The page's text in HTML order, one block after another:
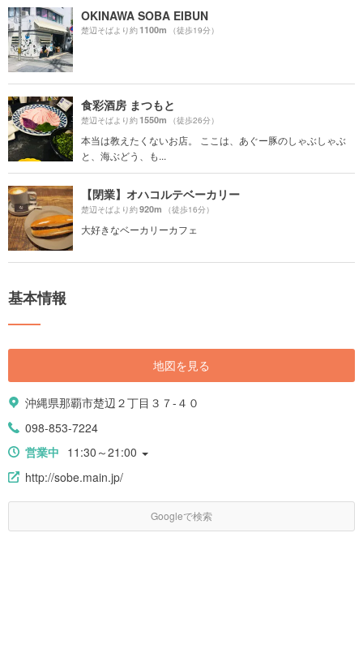
OKINAWA SOBA EIBUN
楚辺そばより約1100m （徒歩19分）
食彩酒房 まつもと
楚辺そばより約1550m （徒歩26分）
本当は教えたくないお店。 ここは、あぐー豚のしゃぶしゃぶ
と、海ぶどう、も...
【閉業】オハコルテベーカリー
楚辺そばより約920m （徒歩16分）
大好きなベーカリーカフェ
基本情報
地図を見る
沖縄県那覇市楚辺２丁目３７-４０
098-853-7224
営業中 11:30～21:00
http://sobe.main.jp/
Googleで検索